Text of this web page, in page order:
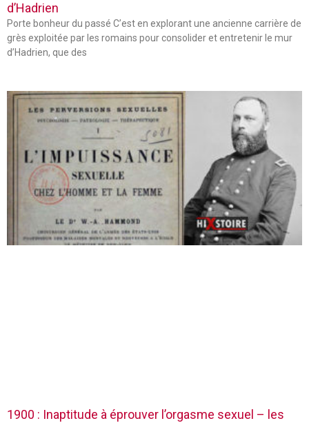
d’Hadrien
Porte bonheur du passé C’est en explorant une ancienne carrière de
grès exploitée par les romains pour consolider et entretenir le mur
d’Hadrien, que des
1900 : Inaptitude à éprouver l’orgasme sexuel – les